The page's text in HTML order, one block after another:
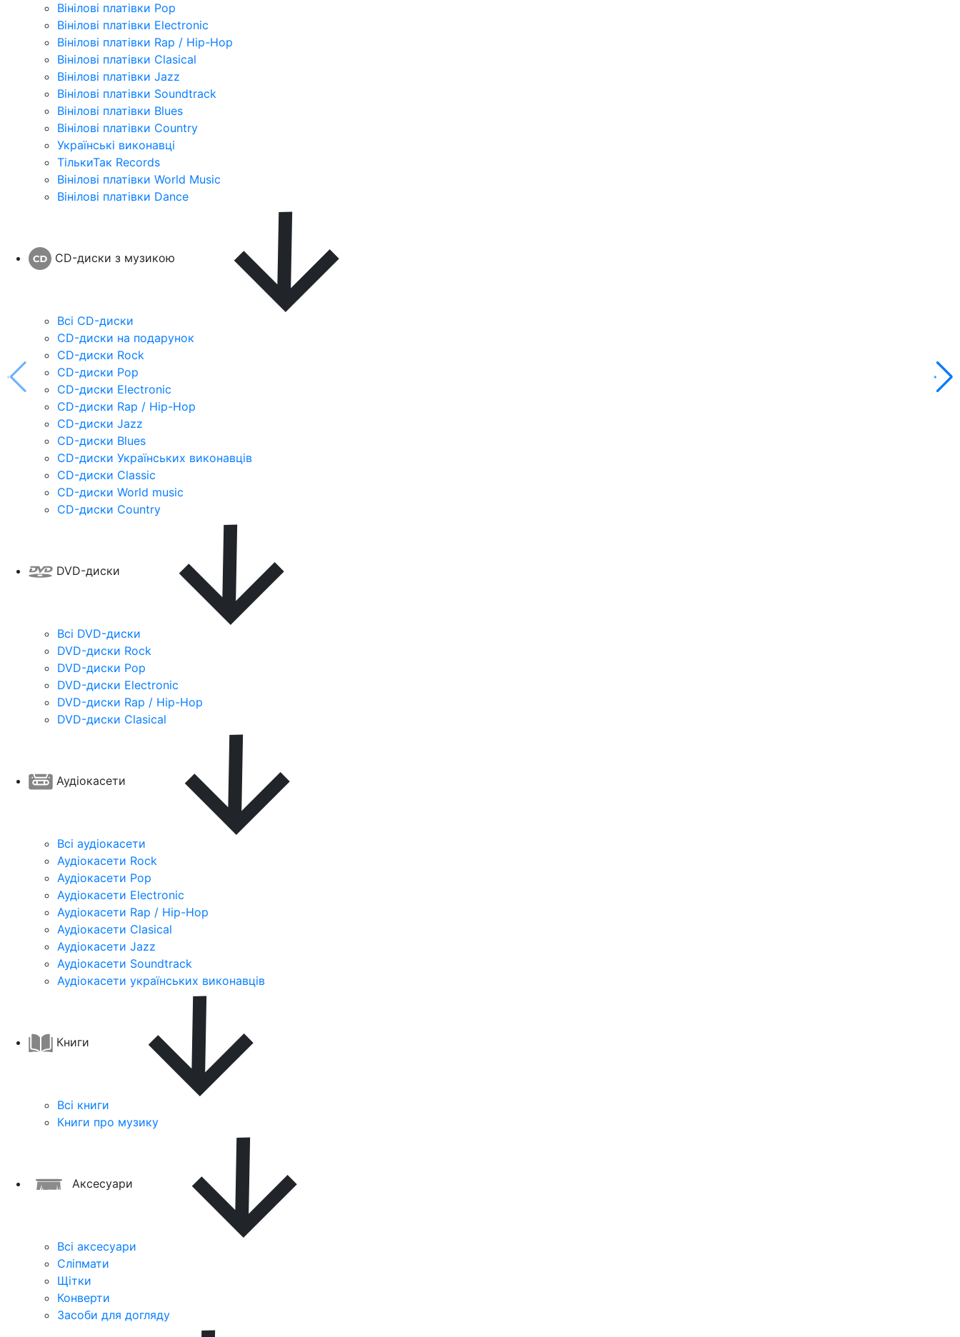
Вінілові платівки Pop
Вінілові платівки Electronic
Вінілові платівки Rap / Hip-Hop
Вінілові платівки Clasical
Вінілові платівки Jazz
Вінілові платівки Soundtrack
Вінілові платівки Blues
Вінілові платівки Country
Українські виконавці
ТількиТак Records
Вінілові платівки World Music
Вінілові платівки Dance
CD-диски з музикою
Всі CD-диски
CD-диски на подарунок
CD-диски Rock
CD-диски Pop
CD-диски Electronic
CD-диски Rap / Hip-Hop
CD-диски Jazz
CD-диски Blues
CD-диски Українських виконавців
CD-диски Classic
CD-диски World music
CD-диски Country
DVD-диски
Всі DVD-диски
DVD-диски Rock
DVD-диски Pop
DVD-диски Electronic
DVD-диски Rap / Hip-Hop
DVD-диски Clasical
Аудіокасети
Всі аудіокасети
Аудіокасети Rock
Аудіокасети Pop
Аудіокасети Electronic
Аудіокасети Rap / Hip-Hop
Аудіокасети Clasical
Аудіокасети Jazz
Аудіокасети Soundtrack
Аудіокасети українських виконавців
Книги
Всі книги
Книги про музику
Аксесуари
Всі аксесуари
Сліпмати
Щітки
Конверти
Засоби для догляду